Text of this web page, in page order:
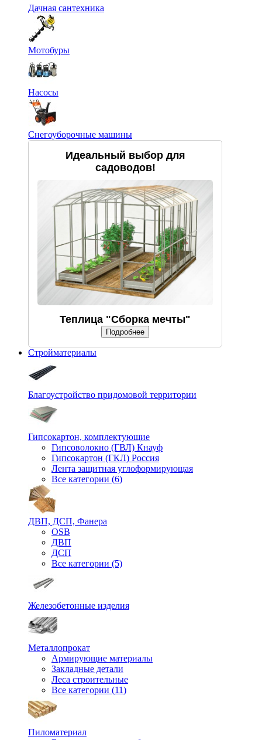
Дачная сантехника
Мотобуры
Насосы
Снегоуборочные машины
Идеальный выбор для
садоводов!
Теплица "Сборка мечты"
Подробнее
Стройматериалы
Благоустройство придомовой территории
Гипсокартон, комплектующие
Гипсоволокно (ГВЛ) Кнауф
Гипсокартон (ГКЛ) Россия
Лента защитная углоформирующая
Все категории (6)
ДВП, ДСП, Фанера
OSB
ДВП
ДСП
Все категории (5)
Железобетонные изделия
Металлопрокат
Армирующие материалы
Закладные детали
Леса строительные
Все категории (11)
Пиломатериал